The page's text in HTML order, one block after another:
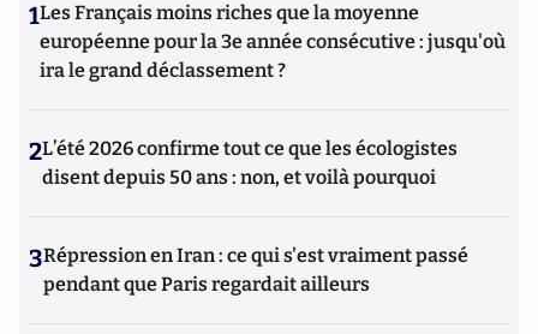
1Les Français moins riches que la moyenne
européenne pour la 3e année consécutive : jusqu'où
ira le grand déclassement ?
2L’été 2026 confirme tout ce que les écologistes
disent depuis 50 ans : non, et voilà pourquoi
3Répression en Iran : ce qui s'est vraiment passé
pendant que Paris regardait ailleurs